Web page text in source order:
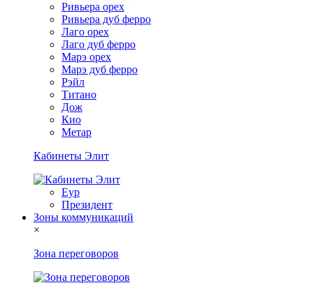
Ривьера орех
Ривьера дуб ферро
Лаго орех
Лаго дуб ферро
Марэ орех
Марэ дуб ферро
Рэйл
Титано
Дож
Кио
Метар
Кабинеты Элит
Еур
Президент
Зоны коммуникаций
×
Зона переговоров